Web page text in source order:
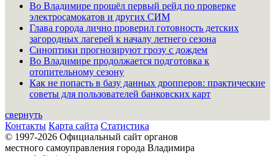
Во Владимире прошёл первый рейд по проверке
электросамокатов и других СИМ
Глава города лично проверил готовность детских
загородных лагерей к началу летнего сезона
Синоптики прогнозируют грозу с дождем
Во Владимире продолжается подготовка к
отопительному сезону
Как не попасть в базу данных дропперов: практические
советы для пользователей банковских карт
свернуть
Контакты Карта сайта Статистика
© 1997-2026 Официальный сайт органов
местного самоуправления города Владимира